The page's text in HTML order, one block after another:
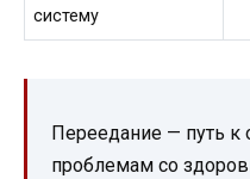
систему
Переедание — путь
проблемам со